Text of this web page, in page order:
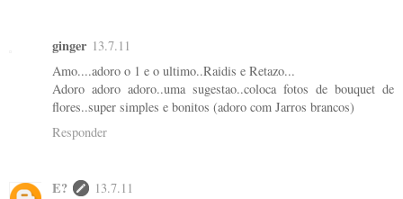
ginger 13.7.11
Amo....adoro o 1 e o ultimo..Raidis e Retazo...
Adoro adoro adoro..uma sugestao..coloca fotos de bouquet de
flores..super simples e bonitos (adoro com Jarros brancos)
Responder
E?
13.7.11